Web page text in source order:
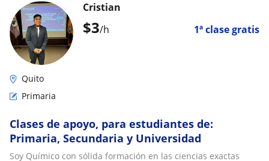
$3/h 1ª clase gratis
Cristian
Quito
Primaria
Clases de apoyo, para estudiantes de:
Primaria, Secundaria y Universidad
Soy Químico con sólida formación en las ciencias exactas